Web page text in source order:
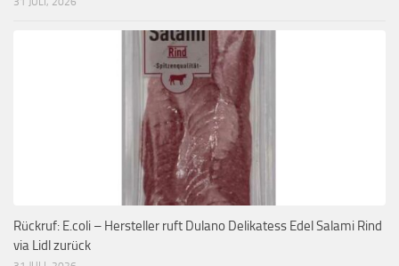
Rückruf: E.coli – Hersteller ruft Dulano Delikatess Edel Salami Rind
via Lidl zurück